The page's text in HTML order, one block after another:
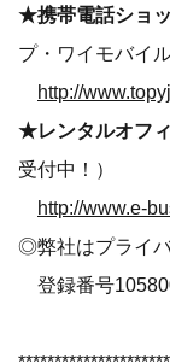
★携帯電話ショ
プ・ワイモバイ
http://
★レンタルオフ
受付中！）
http://www.e-
◎弊社はプライバ
登録番号